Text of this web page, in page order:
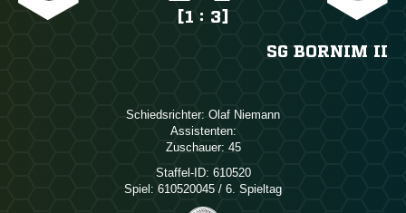
[1 : 3]
SG BORNIM II
Schiedsrichter:  
Assistenten:
Zuschauer: 45
Staffel-ID: 610520
Spiel: 610520045 / 6. Spieltag